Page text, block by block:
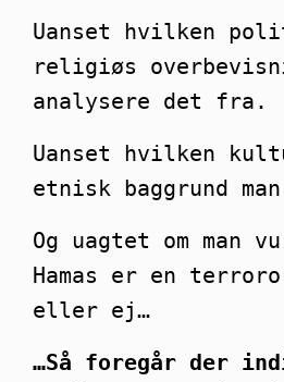
Uanset hvilken
religiøs
analysere det fra.
Uanset hvilken
etnisk baggrund
Og uagtet om man
Hamas er en
eller ej…
…Så foregår der